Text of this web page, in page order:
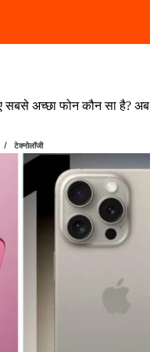
सबसे अच्छा फोन कौन सा है? अब
टेक्नोलॉजी